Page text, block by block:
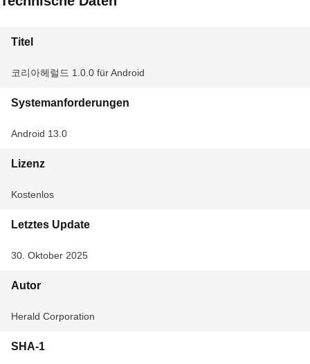
Titel
코리아헤럴드 1.0.0 für Android
Systemanforderungen
Android 13.0
Lizenz
Kostenlos
Letztes Update
30. Oktober 2025
Autor
Herald Corporation
SHA-1